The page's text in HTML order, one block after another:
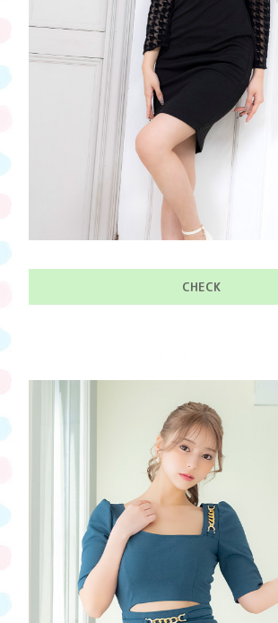
CHECK